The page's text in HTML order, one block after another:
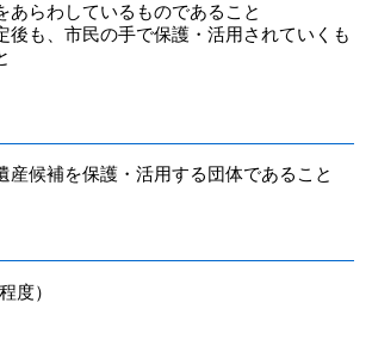
あらわしているものであること
後も、市民の手で保護・活用されていくも
産候補を保護・活用する団体であること
度）